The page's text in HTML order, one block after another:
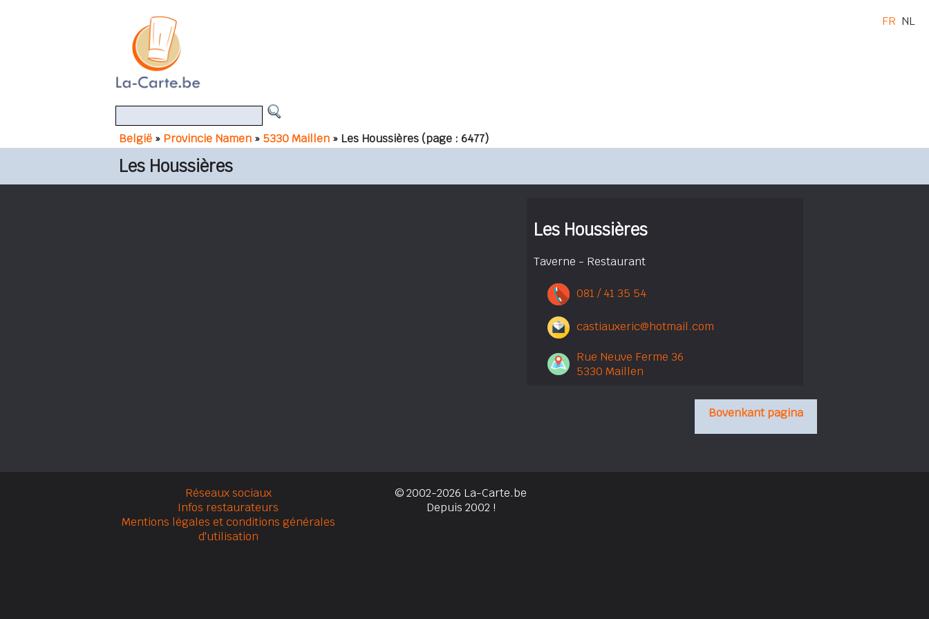
België » Provincie Namen » 5330 Maillen » Les Houssières(page : 6477)
FR NL
Les Houssières
Les Houssières
Taverne - Restaurant
081 / 41 35 54
castiauxeric@hotmail.com
Rue Neuve Ferme 36
5330 Maillen
Bovenkant pagina
Réseaux sociaux
Infos restaurateurs
Mentions légales et conditions générales
d'utilisation
© 2002-2026 La-Carte.be
Depuis 2002 !